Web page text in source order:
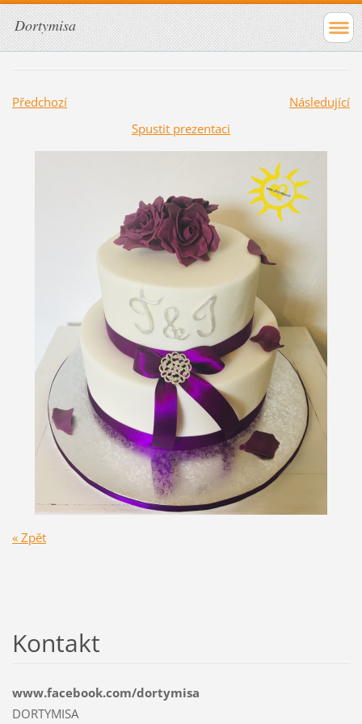
Dortymisa
Předchozí
Následující
Spustit prezentaci
« Zpět
Kontakt
www.facebook.com/dortymisa
DORTYMISA